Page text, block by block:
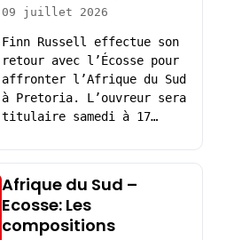
09 juillet 2026
Finn Russell effectue son
retour avec l’Écosse pour
affronter l’Afrique du Sud
à Pretoria. L’ouvreur sera
titulaire samedi à 17…
Afrique du Sud –
Ecosse: Les
compositions